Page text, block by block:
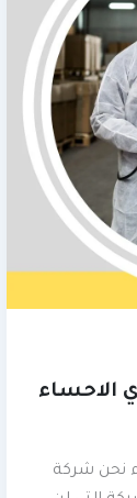
الاحساء
نحن شركة